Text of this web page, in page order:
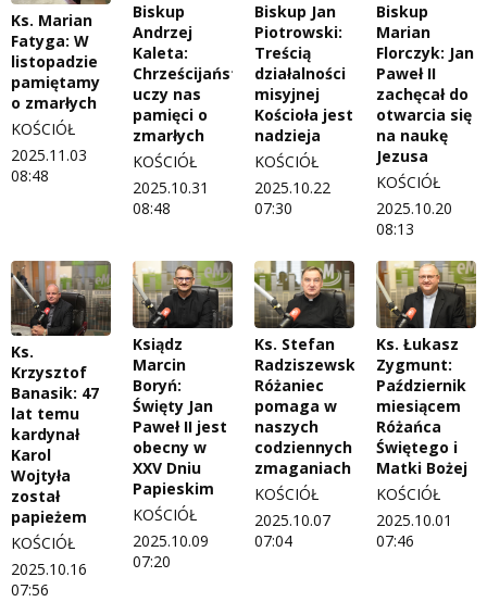
Ks. Marian
Fatyga: W
listopadzie
pamiętamy
o zmarłych
KOŚCIÓŁ
2025.11.03
08:48
Biskup
Andrzej
Kaleta:
Chrześcijaństwo
uczy nas
pamięci o
zmarłych
KOŚCIÓŁ
2025.10.31
08:48
Biskup Jan
Piotrowski:
Treścią
działalności
misyjnej
Kościoła jest
nadzieja
KOŚCIÓŁ
2025.10.22
07:30
Biskup
Marian
Florczyk: Jan
Paweł II
zachęcał do
otwarcia się
na naukę
Jezusa
KOŚCIÓŁ
2025.10.20
08:13
Ks.
Krzysztof
Banasik: 47
lat temu
kardynał
Karol
Wojtyła
został
papieżem
KOŚCIÓŁ
2025.10.16
07:56
Ksiądz
Marcin
Boryń:
Święty Jan
Paweł II jest
obecny w
XXV Dniu
Papieskim
KOŚCIÓŁ
2025.10.09
07:20
Ks. Stefan
Radziszewski:
Różaniec
pomaga w
naszych
codziennych
zmaganiach
KOŚCIÓŁ
2025.10.07
07:04
Ks. Łukasz
Zygmunt:
Październik
miesiącem
Różańca
Świętego i
Matki Bożej
KOŚCIÓŁ
2025.10.01
07:46